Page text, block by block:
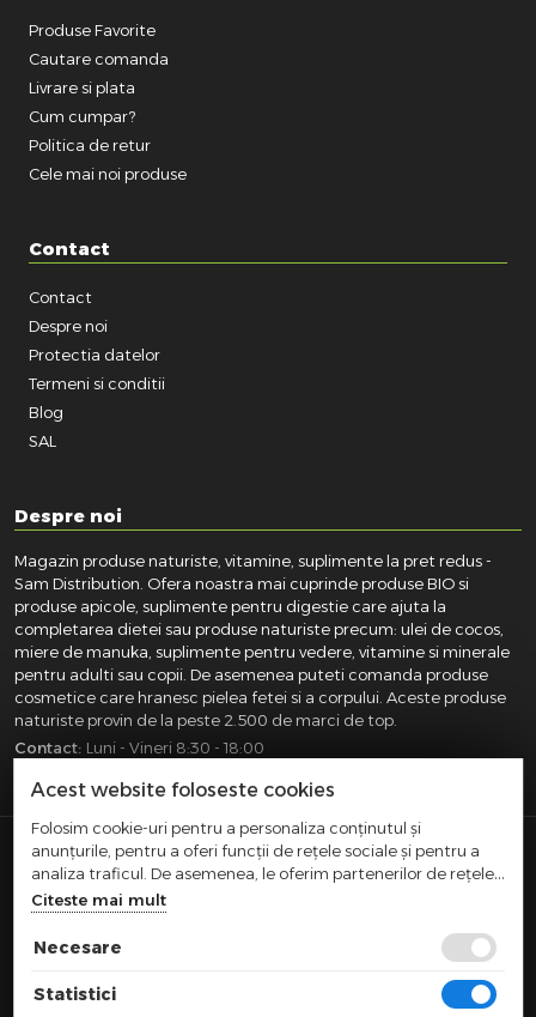
Produse Favorite
Cautare comanda
Livrare si plata
Cum cumpar?
Politica de retur
Cele mai noi produse
Contact
Contact
Despre noi
Protectia datelor
Termeni si conditii
Blog
SAL
Despre noi
Magazin produse naturiste, vitamine, suplimente la pret redus -
Sam Distribution. Ofera noastra mai cuprinde produse BIO si
produse apicole, suplimente pentru digestie care ajuta la
completarea dietei sau produse naturiste precum: ulei de cocos,
miere de manuka, suplimente pentru vedere, vitamine si minerale
pentru adulti sau copii. De asemenea puteti comanda produse
cosmetice care hranesc pielea fetei si a corpului. Aceste produse
naturiste provin de la peste 2.500 de marci de top.
Contact: Luni - Vineri 8:30 - 18:00
SAM DISTRIBUTION S.R.L.- Registrul Comertului:
J40/10004/2002, Cod fiscal: RO14935035, Adresa: Str.
Dimieni, nr. 7, Bucuresti, sector 5.
standurilor, chioscurilor si pietelor
TERMENI SI CONDITII POLITICA COOKIES
Acest website foloseste cookies
Folosim cookie-uri pentru a personaliza conținutul și
anunțurile, pentru a oferi funcții de rețele sociale și pentru a
analiza traficul. De asemenea, le oferim partenerilor de rețele
sociale, de publicitate și de analize informații cu privire la
modul în care folosiți site-ul nostru. Aceștia le pot combina cu
alte informații oferite de dvs. sau culese în urma folosirii
Citeste mai mult
Necesare
Statistici